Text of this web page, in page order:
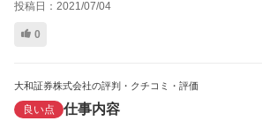
投稿日： 2021/07/04
0
大和証券株式会社の評判・クチコミ・評価
良い点 仕事内容